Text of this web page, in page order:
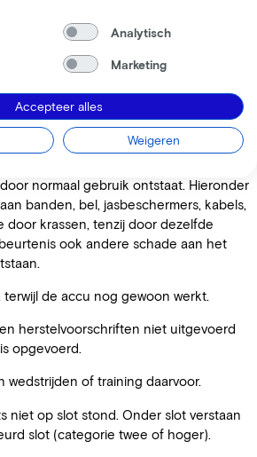
of het verstrekken van onjuiste
de fiets zodanig onder invloed was
dat besturen volgens de wet
weigert mee te werken aan een
normaal gebruik ontstaat. Hieronder
banden, bel, jasbeschermers, kabels,
door krassen, tenzij door dezelfde
ook andere schade aan het
de accu nog gewoon werkt.
herstelvoorschriften niet uitgevoerd
opgevoerd.
wedstrijden of training daarvoor.
niet op slot stond. Onder slot verstaan
slot (categorie twee of hoger).
Analytisch
Marketing
Accepteer alles
Weigeren